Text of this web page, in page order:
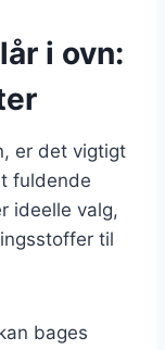
i ovn:
er det vigtigt
fuldende
ideelle valg,
til
bages